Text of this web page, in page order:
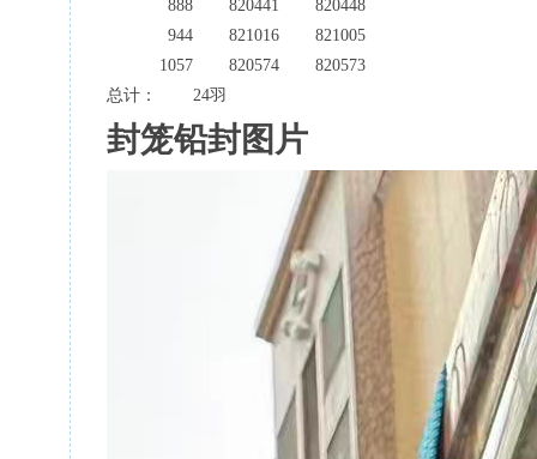
888 820441
820448
944
821016
821005
1057
820574
820573
总计：
24羽
封笼铅封图片